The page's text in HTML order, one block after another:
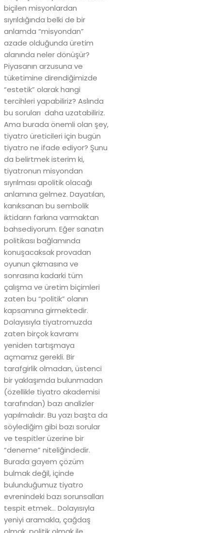
biçilen misyonlardan
sıyrıldığında belki de bir
anlamda “misyondan”
azade olduğunda üretim
alanında neler dönüşür?
Piyasanın arzusuna ve
tüketimine direndiğimizde
“estetik” olarak hangi
tercihleri yapabiliriz? Aslında
bu soruları daha uzatabiliriz.
Ama burada önemli olan şey,
tiyatro üreticileri için bugün
tiyatro ne ifade ediyor? Şunu
da belirtmek isterim ki,
tiyatronun misyondan
sıyrılması apolitik olacağı
anlamına gelmez. Dayatılan,
kanıksanan bu sembolik
iktidarın farkına varmaktan
bahsediyorum. Eğer sanatın
politikası bağlamında
konuşacaksak provadan
oyunun çıkmasına ve
sonrasına kadarki tüm
çalışma ve üretim biçimleri
zaten bu “politik” olanın
kapsamına girmektedir.
Dolayısıyla tiyatromuzda
zaten birçok kavramı
yeniden tartışmaya
açmamız gerekli. Bir
tarafgirlik olmadan, üstenci
bir yaklaşımda bulunmadan
(özellikle tiyatro akademisi
tarafından) bazı analizler
yapılmalıdır. Bu yazı başta da
söylediğim gibi bazı sorular
ve tespitler üzerine bir
“deneme” niteliğindedir.
Burada gayem çözüm
bulmak değil, içinde
bulunduğumuz tiyatro
evrenindeki bazı sorunsalları
tespit etmek… Dolayısıyla
yeniyi aramakla, çağdaş